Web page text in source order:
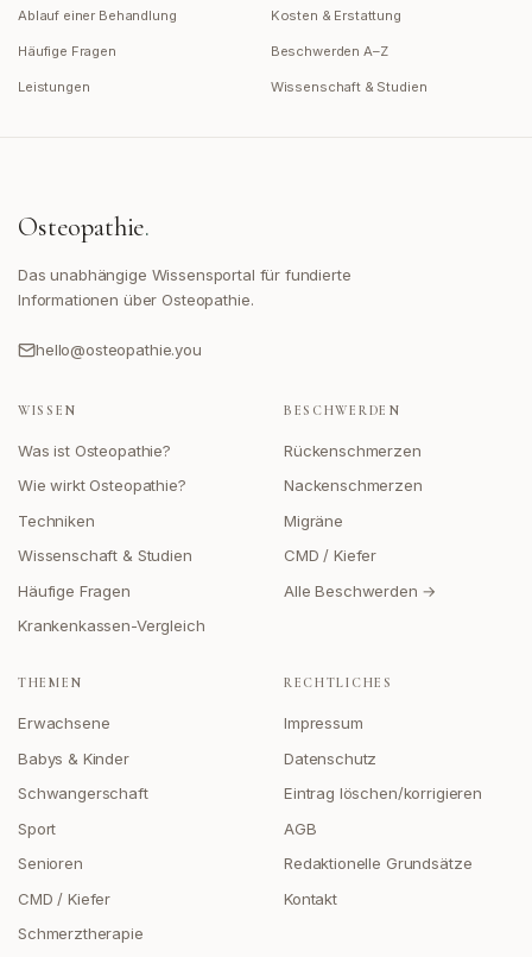
Ablauf einer Behandlung Kosten & Erstattung
Häufige Fragen Beschwerden A–Z
Leistungen Wissenschaft & Studien
Osteopathie.
Das unabhängige Wissensportal für fundierte
Informationen über Osteopathie.
hello@osteopathie.you
WISSEN
Was ist Osteopathie?
Wie wirkt Osteopathie?
Techniken
Wissenschaft & Studien
Häufige Fragen
Krankenkassen-Vergleich
BESCHWERDEN
Rückenschmerzen
Nackenschmerzen
Migräne
CMD / Kiefer
Alle Beschwerden →
THEMEN
Erwachsene
Babys & Kinder
Schwangerschaft
Sport
Senioren
CMD / Kiefer
Schmerztherapie
RECHTLICHES
Impressum
Datenschutz
Eintrag löschen/korrigieren
AGB
Redaktionelle Grundsätze
Kontakt